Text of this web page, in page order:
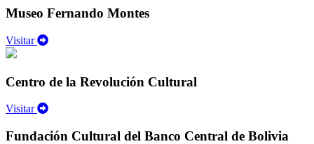
Museo Fernando Montes
Visitar
Centro de la Revolución Cultural
Visitar
Fundación Cultural del Banco Central de Bolivia